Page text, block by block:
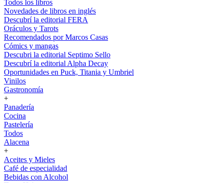
Todos los libros
Novedades de libros en inglés
Descubrí la editorial FERA
Oráculos y Tarots
Recomendados por Marcos Casas
Cómics y mangas
Descubri la editorial Septimo Sello
Descubrí la editorial Alpha Decay
Oportunidades en Puck, Titania y Umbriel
Vinilos
Gastronomía
+
Panadería
Cocina
Pastelería
Todos
Alacena
+
Aceites y Mieles
Café de especialidad
Bebidas con Alcohol